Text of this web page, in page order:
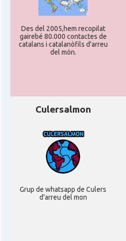
Des del 2005,hem recopilat
gairebé 80.000 contactes de
catalans i catalanòfils d'arreu
del món.
Culersalmon
Grup de whatsapp de Culers
d'arreu del mon